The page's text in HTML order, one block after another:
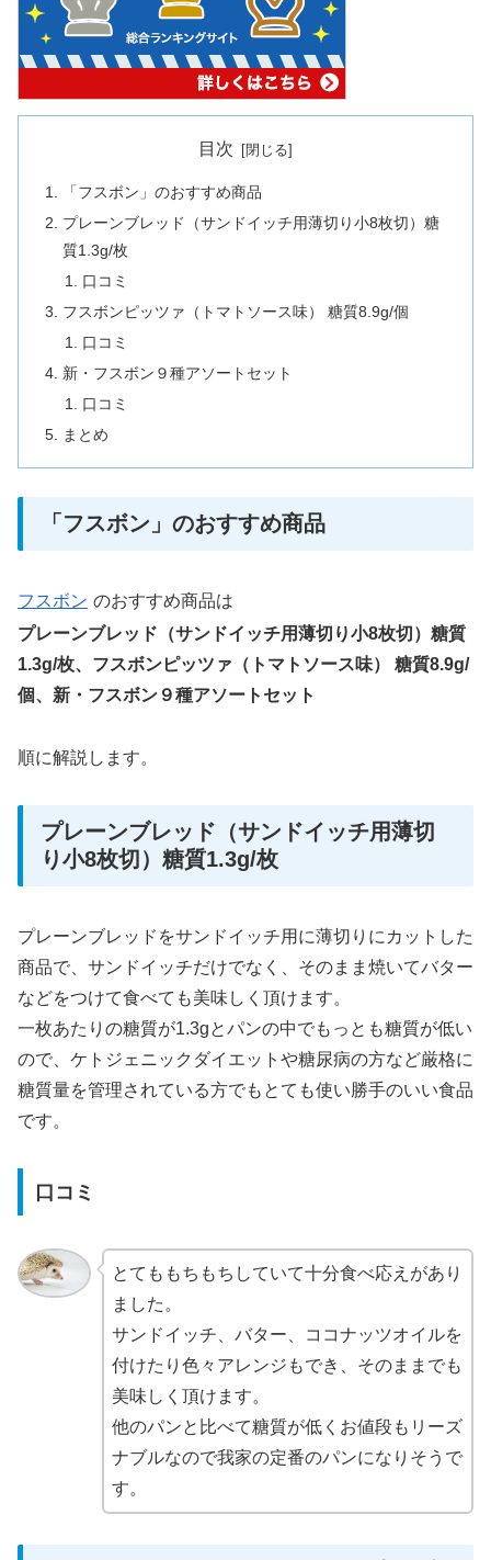
目次
「フスボン」のおすすめ商品
プレーンブレッド（サンドイッチ用薄切り小8枚切）糖
質1.3g/枚
口コミ
フスボンピッツァ（トマトソース味） 糖質8.9g/個
口コミ
新・フスボン９種アソートセット
口コミ
まとめ
「フスボン」のおすすめ商品
フスボン のおすすめ商品は
プレーンブレッド（サンドイッチ用薄切り小8枚切）糖質
1.3g/枚、フスボンピッツァ（トマトソース味） 糖質8.9g/
個、新・フスボン９種アソートセット
順に解説します。
プレーンブレッド（サンドイッチ用薄切
り小8枚切）糖質1.3g/枚
プレーンブレッドをサンドイッチ用に薄切りにカットした
商品で、サンドイッチだけでなく、そのまま焼いてバター
などをつけて食べても美味しく頂けます。
一枚あたりの糖質が1.3gとパンの中でもっとも糖質が低い
ので、ケトジェニックダイエットや糖尿病の方など厳格に
糖質量を管理されている方でもとても使い勝手のいい食品
です。
口コミ
とてももちもちしていて十分食べ応えがあり
ました。
サンドイッチ、バター、ココナッツオイルを
付けたり色々アレンジもでき、そのままでも
美味しく頂けます。
他のパンと比べて糖質が低くお値段もリーズ
ナブルなので我家の定番のパンになりそうで
す。